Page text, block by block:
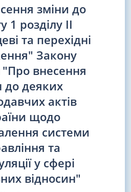
зміни до
1 розділу II
та перехідні
Закону
"Про внесення
до деяких
актів
щодо
системи
та
у сфері
відносин"